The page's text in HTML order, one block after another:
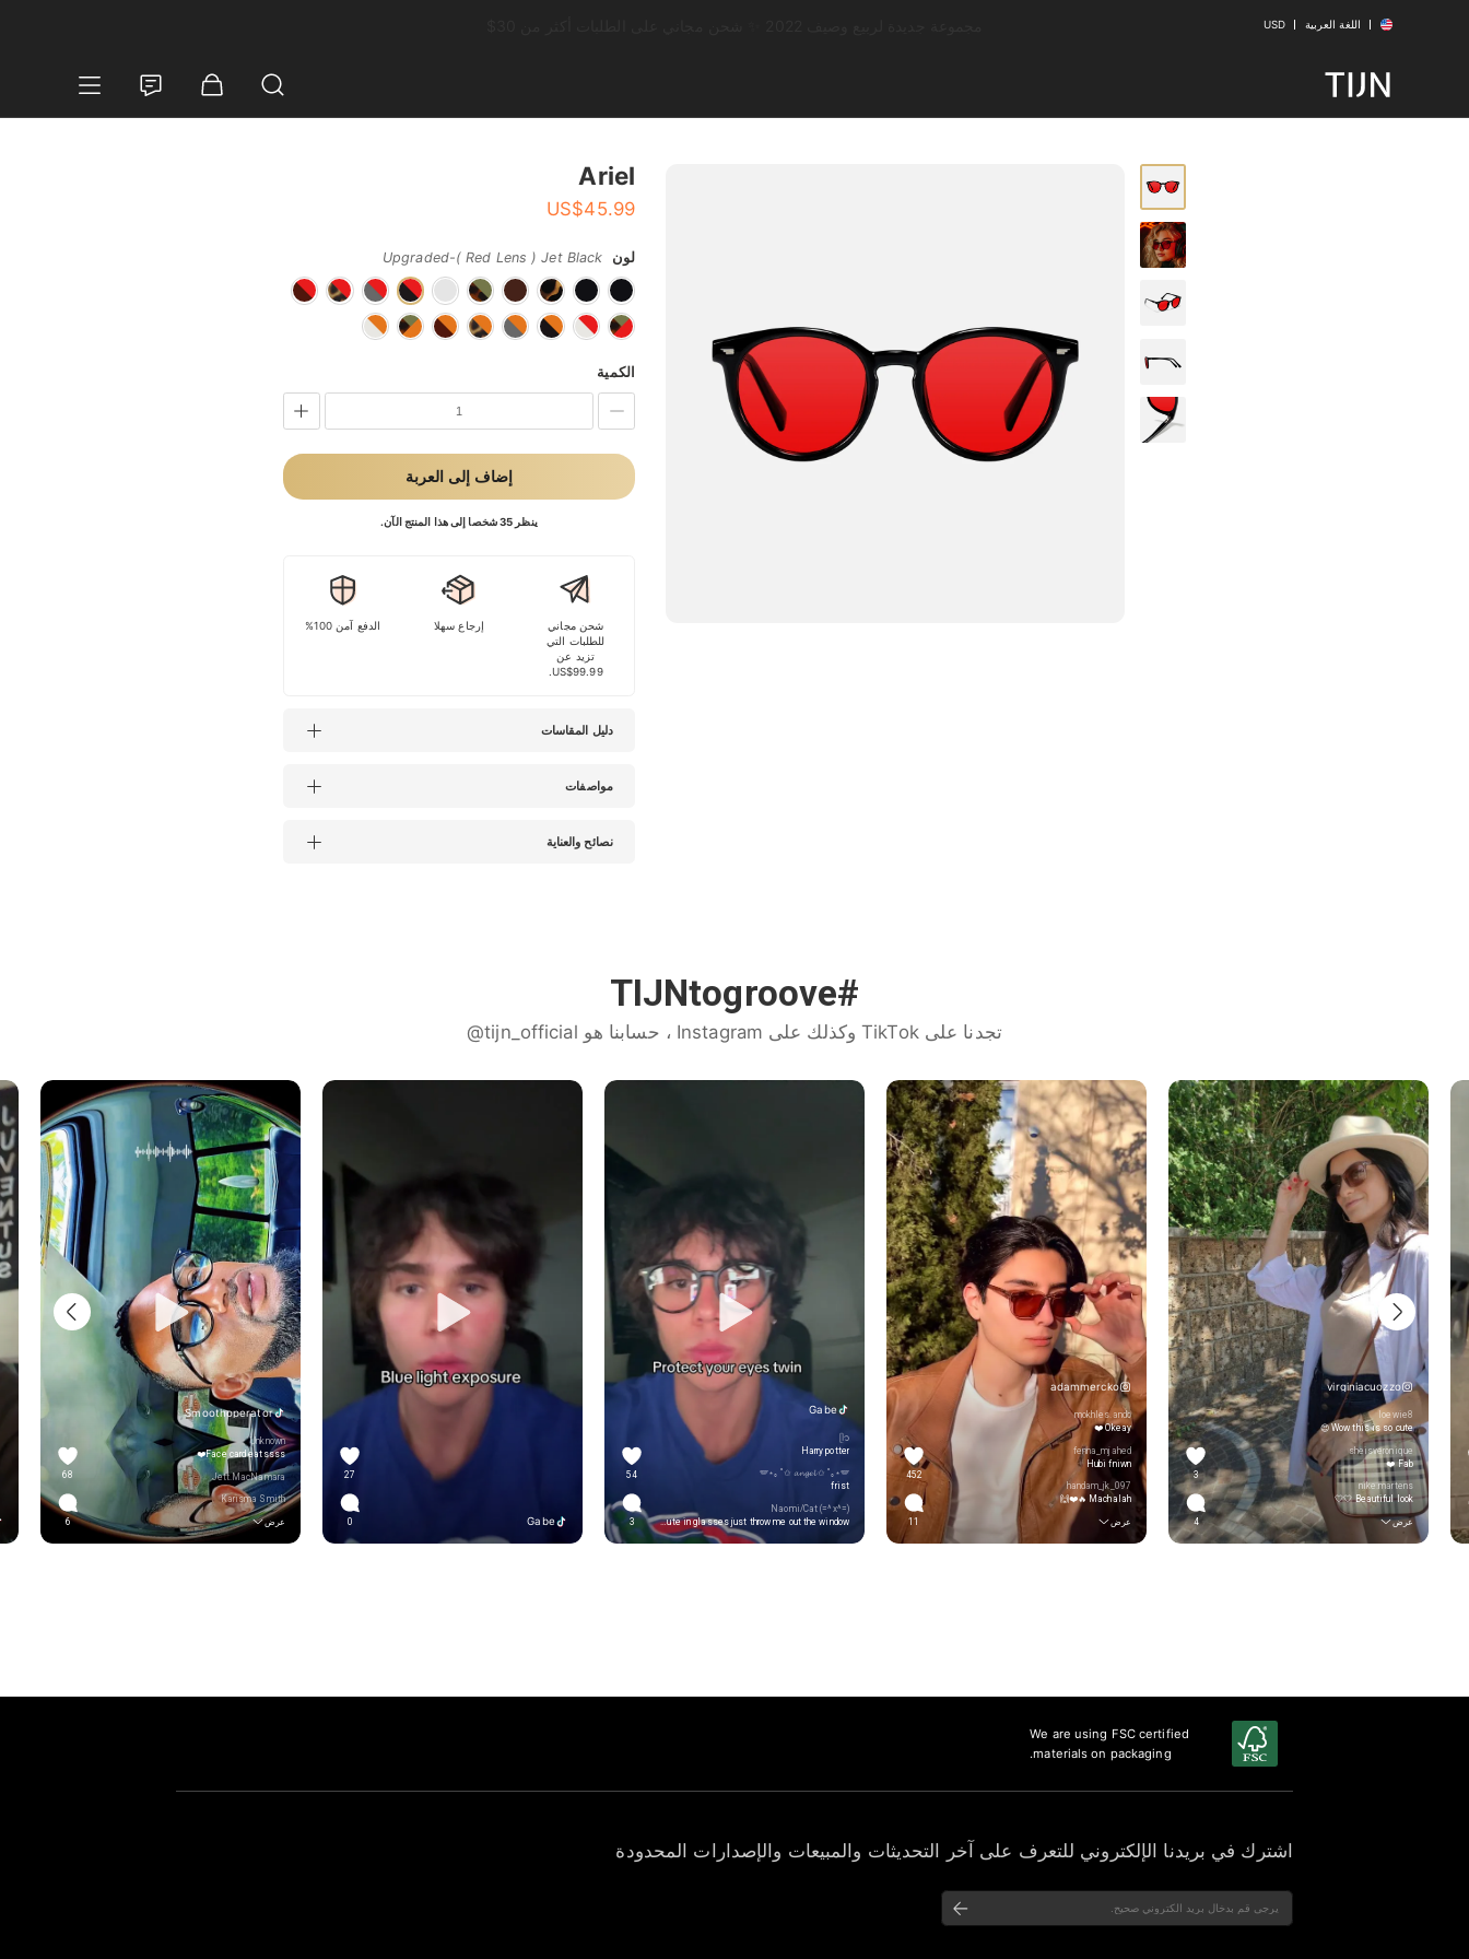
اللغة العربية USD
Ariel
US$45.99
لون Upgraded-( Red Lens ) Jet Black
الكمية
إضاف إلى العربة
ينظر 35 شخصا إلى هذا المنتج الآن.
شحن مجاني
للطلبات التي
تزيد عن
US$99.99.
إرجاع سهلا الدفع آمن 100%
دليل المقاسات
مواصفات
نصائح والعناية
#TIJNtogroove
تجدنا على TikTok وكذلك على Instagram ، حسابنا هو tijn_official@
virginiacuozzo
loewie8
Wow this is so cute 😍
sheisveronique
Fab ❤️
nike.martens
Beautiful look 🤍🤍
عرض
3
4
adammercko
mokhles.ando
Okeay ❤️
fenna_mjahed
Hubi fniwn
handam_jk_097
Machalah 🔥❤️🙌
عرض
452
11
Gabe
ᥫ᭡
Harry potter
🪽⋆｡˚✩ 𝓪𝓷𝓰𝓮𝓵 ✩˚｡⋆🪽
frist
Naomi/Cat (=^x^=)
Okey no stop you’re so freaking cute in glasses just throw me out the window
54
3
Gabe
27
0
Smoothoperator
Unknown
Face card eatssss❤️
Jett.MacNamara
Karisma Smith
عرض
68
6
We are using FSC certified
materials on packaging.
اشترك في بريدنا الإلكتروني للتعرف على آخر التحديثات والمبيعات والإصدارات المحدودة